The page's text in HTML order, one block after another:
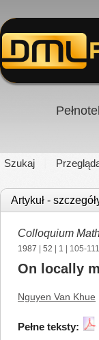
Szukaj
Artykuł -
Colloquium
1987 52 1 | 105-111
On locally
Nguyen Van Khue
Pełne teksty: